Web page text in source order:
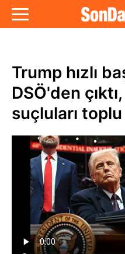
Trump hızlı
DSÖ'den
suçluları